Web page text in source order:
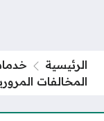
الرئيسية
المخالفات